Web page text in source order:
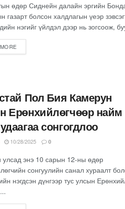
өдөр Сиднейн далайн эргийн
газарт болсон халдлагын үеэр
нэгийг үйлдэл дээр нь зогсоож,
Пол Бия Камерун
Ерөнхийлөгчөөр найм
сонгогдлоо
10/28/2025 0
улсад энэ 10 сарын 12-ны өдөр
сонгуулийн санал хураалт
нэгдсэн дүнгээр тус улсын